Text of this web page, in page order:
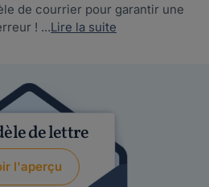
de lettre
l'aperçu
de courrier pour garantir une
! ...Lire la suite